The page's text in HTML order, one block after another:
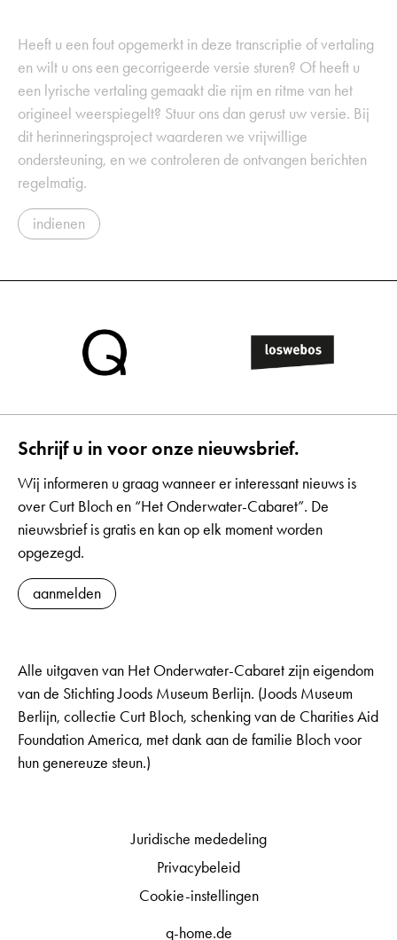
Heeft u een fout opgemerkt in deze transcriptie of vertaling
en wilt u ons een gecorrigeerde versie sturen? Of heeft u
een lyrische vertaling gemaakt die rijm en ritme van het
origineel weerspiegelt? Stuur ons dan gerust uw versie. Bij
dit herinneringsproject waarderen we vrijwillige
ondersteuning, en we controleren de ontvangen berichten
regelmatig.
indienen
Schrijf u in voor onze nieuwsbrief.
Wij informeren u graag wanneer er interessant nieuws is
over Curt Bloch en “Het Onderwater-Cabaret”. De
nieuwsbrief is gratis en kan op elk moment worden
opgezegd.
aanmelden
Alle uitgaven van Het Onderwater-Cabaret zijn eigendom
van de Stichting Joods Museum Berlijn. (Joods Museum
Berlijn, collectie Curt Bloch, schenking van de Charities Aid
Foundation America, met dank aan de familie Bloch voor
hun genereuze steun.)
q-home.de
Juridische mededeling
Privacybeleid
Cookie-instellingen